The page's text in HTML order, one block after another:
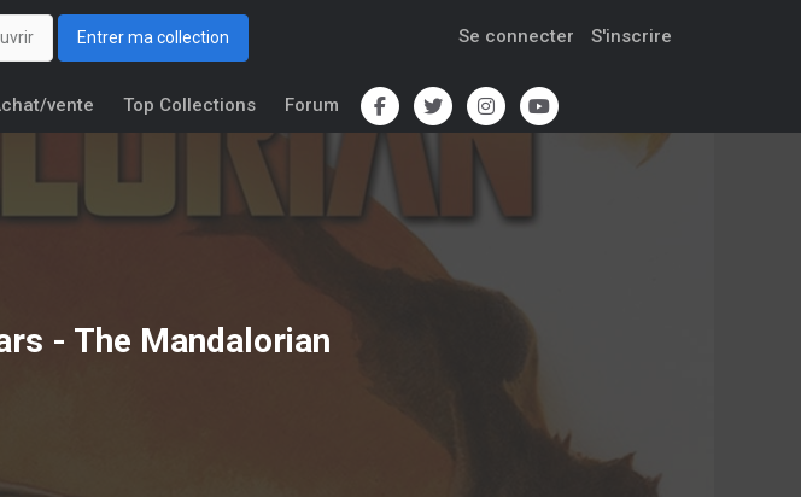
Entrer ma collection Se connecter S'inscrire
vente Top Collections Forum
- The Mandalorian